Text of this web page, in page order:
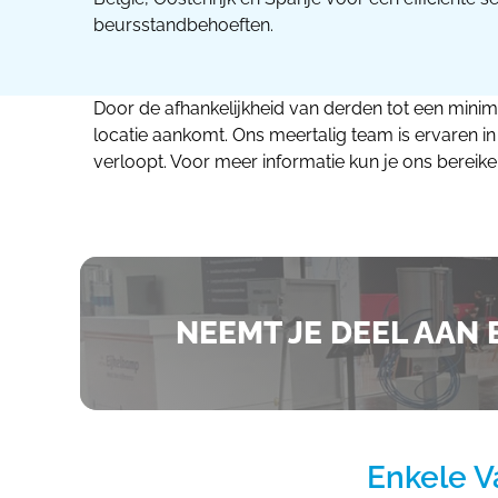
beursstandbehoeften.
Door de afhankelijkheid van derden tot een
locatie aankomt. Ons meertalig team is ervaren
verloopt. Voor meer informatie kun je ons
NEEMT JE DEEL AAN
Enkele